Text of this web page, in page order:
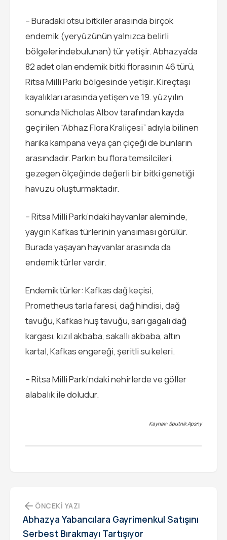
– Buradaki otsu bitkiler arasında birçok
endemik (yeryüzünün yalnızca belirli
bölgelerindebulunan) tür yetişir. Abhazya’da
82 adet olan endemik bitki florasının 46 türü,
Ritsa Milli Parkı bölgesinde yetişir. Kireçtaşı
kayalıkları arasında yetişen ve 19. yüzyılın
sonunda Nicholas Albov tarafından kayda
geçirilen “Abhaz Flora Kraliçesi” adıyla bilinen
harika kampana veya çan çiçeği de bunların
arasındadır. Parkın bu flora temsilcileri,
gezegen ölçeğinde değerli bir bitki genetiği
havuzu oluşturmaktadır.
– Ritsa Milli Parkı’ndaki hayvanlar aleminde,
yaygın Kafkas türlerinin yansıması görülür.
Burada yaşayan hayvanlar arasında da
endemik türler vardır.
Endemik türler: Kafkas dağ keçisi,
Prometheus tarla faresi, dağ hindisi, dağ
tavuğu, Kafkas huş tavuğu, sarı gagalı dağ
kargası, kızıl akbaba, sakallı akbaba, altın
kartal, Kafkas engereği, şeritli su keleri.
– Ritsa Milli Parkı’ndaki nehirlerde ve göller
alabalık ile doludur.
Kaynak: Sputnik Apsny
ÖNCEKI YAZI
Abhazya Yabancılara Gayrimenkul Satışını
Serbest Bırakmayı Tartışıyor